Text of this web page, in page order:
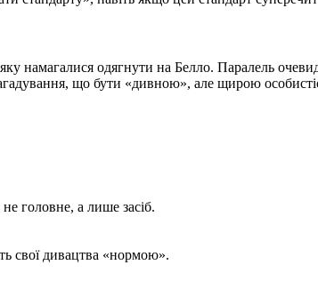
намагалися одягнути на Белло. Паралель
що бути «дивною», але щирою
головне, а лише засіб.
свої дивацтва «нормою».